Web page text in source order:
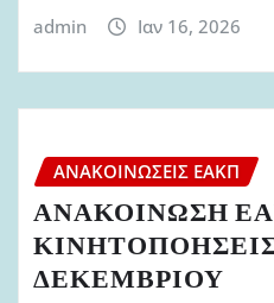
admin Ιαν 16, 2026
ΑΝΑΚΟΙΝΏΣΕΙΣ ΕΑΚΠ
ΑΝΑΚΟΙΝΩΣΗ
ΚΙΝΗΤΟΠΟΗΣΕΙΣ
ΔΕΚΕΜΒΡΙΟΥ